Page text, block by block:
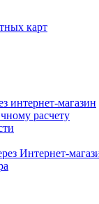
карт
интернет-магазин
расчету
Интернет-